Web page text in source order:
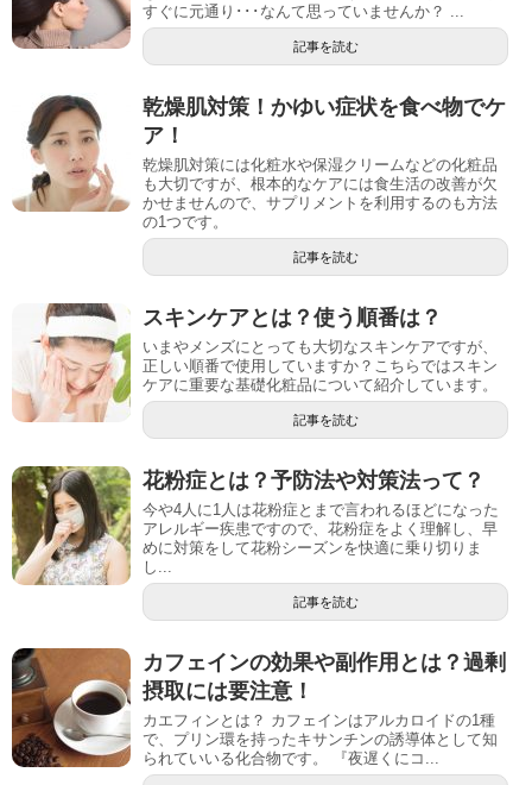
すぐに元通り･･･なんて思っていませんか？ ...
記事を読む
乾燥肌対策！かゆい症状を食べ物でケ
ア！
乾燥肌対策には化粧水や保湿クリームなどの化粧品
も大切ですが、根本的なケアには食生活の改善が欠
かせませんので、サプリメントを利用するのも方法
の1つです。
記事を読む
スキンケアとは？使う順番は？
いまやメンズにとっても大切なスキンケアですが、
正しい順番で使用していますか？こちらではスキン
ケアに重要な基礎化粧品について紹介しています。
記事を読む
花粉症とは？予防法や対策法って？
今や4人に1人は花粉症とまで言われるほどになった
アレルギー疾患ですので、花粉症をよく理解し、早
めに対策をして花粉シーズンを快適に乗り切りま
し...
記事を読む
カフェインの効果や副作用とは？過剰
摂取には要注意！
カエフィンとは？ カフェインはアルカロイドの1種
で、プリン環を持ったキサンチンの誘導体として知
られていいる化合物です。 『夜遅くにコ...